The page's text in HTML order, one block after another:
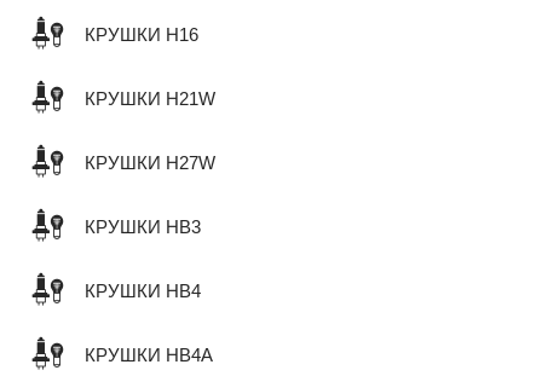
КРУШКИ H16
КРУШКИ H21W
КРУШКИ H27W
КРУШКИ HB3
КРУШКИ HB4
КРУШКИ HB4A